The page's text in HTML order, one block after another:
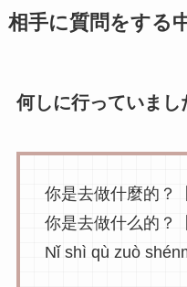
相手に質問をする
何しに行っていまし
你是去做什麼的？
你是去做什么的？
Nǐ shì qù zuò